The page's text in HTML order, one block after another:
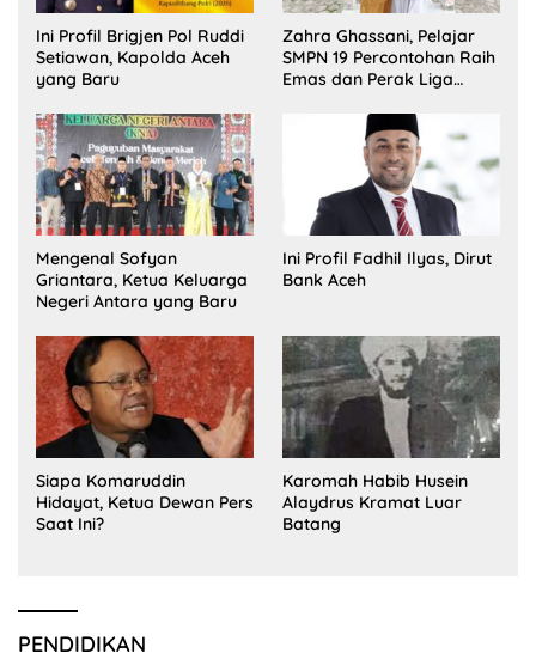
Ini Profil Brigjen Pol Ruddi
Setiawan, Kapolda Aceh
yang Baru
Zahra Ghassani, Pelajar
SMPN 19 Percontohan Raih
Emas dan Perak Liga
Mengenal Sofyan
Griantara, Ketua Keluarga
Negeri Antara yang Baru
Ini Profil Fadhil Ilyas, Dirut
Bank Aceh
Siapa Komaruddin
Hidayat, Ketua Dewan Pers
Saat Ini?
Karomah Habib Husein
Alaydrus Kramat Luar
Batang
PENDIDIKAN